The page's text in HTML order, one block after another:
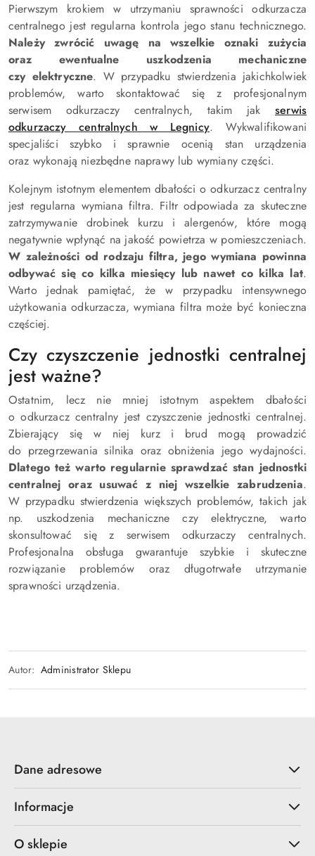
Pierwszym krokiem w utrzymaniu sprawności odkurzacza
centralnego jest regularna kontrola jego stanu technicznego.
Należy zwrócić uwagę na wszelkie oznaki zużycia
oraz ewentualne uszkodzenia mechaniczne
czy elektryczne. W przypadku stwierdzenia jakichkolwiek
problemów, warto skontaktować się z profesjonalnym
serwisem odkurzaczy centralnych, takim jakserwis
odkurzaczy centralnych w Legnicy. Wykwalifikowani
specjaliści szybko i sprawnie ocenią stan urządzenia
oraz wykonają niezbędne naprawy lub wymiany części.
Kolejnym istotnym elementem dbałości o odkurzacz centralny
jest regularna wymiana filtra. Filtr odpowiada za skuteczne
zatrzymywanie drobinek kurzu i alergenów, które mogą
negatywnie wpłynąć na jakość powietrza w pomieszczeniach.
W zależności od rodzaju filtra, jego wymiana powinna
odbywać się co kilka miesięcy lub nawet co kilka lat.
Warto jednak pamiętać, że w przypadku intensywnego
użytkowania odkurzacza, wymiana filtra może być konieczna
częściej.
Czy czyszczenie jednostki centralnej
jest ważne?
Ostatnim, lecz nie mniej istotnym aspektem dbałości
o odkurzacz centralny jest czyszczenie jednostki centralnej.
Zbierający się w niej kurz i brud mogą prowadzić
do przegrzewania silnika oraz obniżenia jego wydajności.
Dlatego też warto regularnie sprawdzać stan jednostki
centralnej oraz usuwać z niej wszelkie zabrudzenia.
W przypadku stwierdzenia większych problemów, takich jak
np. uszkodzenia mechaniczne czy elektryczne, warto
skonsultować się z serwisem odkurzaczy centralnych.
Profesjonalna obsługa gwarantuje szybkie i skuteczne
rozwiązanie problemów oraz długotrwałe utrzymanie
sprawności urządzenia.
Autor: Administrator Sklepu
Dane adresowe
Informacje
O sklepie